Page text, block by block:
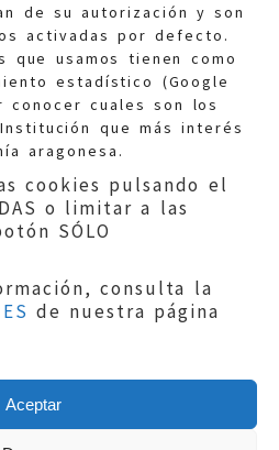
de su autorización y son
activadas por defecto.
usamos tienen como
estadístico (Google
conocer cuales son los
que más interés
aragonesa.
cookies pulsando el
o limitar a las
SÓLO
consulta la
de nuestra página
Aceptar
general:
210 210/
de privacidad|
El Justicia de Aragón|